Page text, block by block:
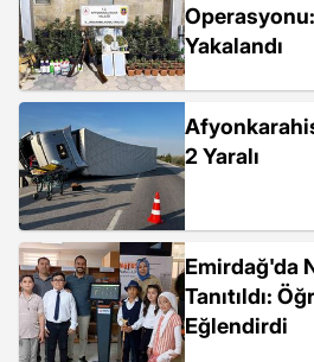
Yakalandı
2 Yaralı
Emirdağ'da
Tanıtıldı:
Eğlendirdi